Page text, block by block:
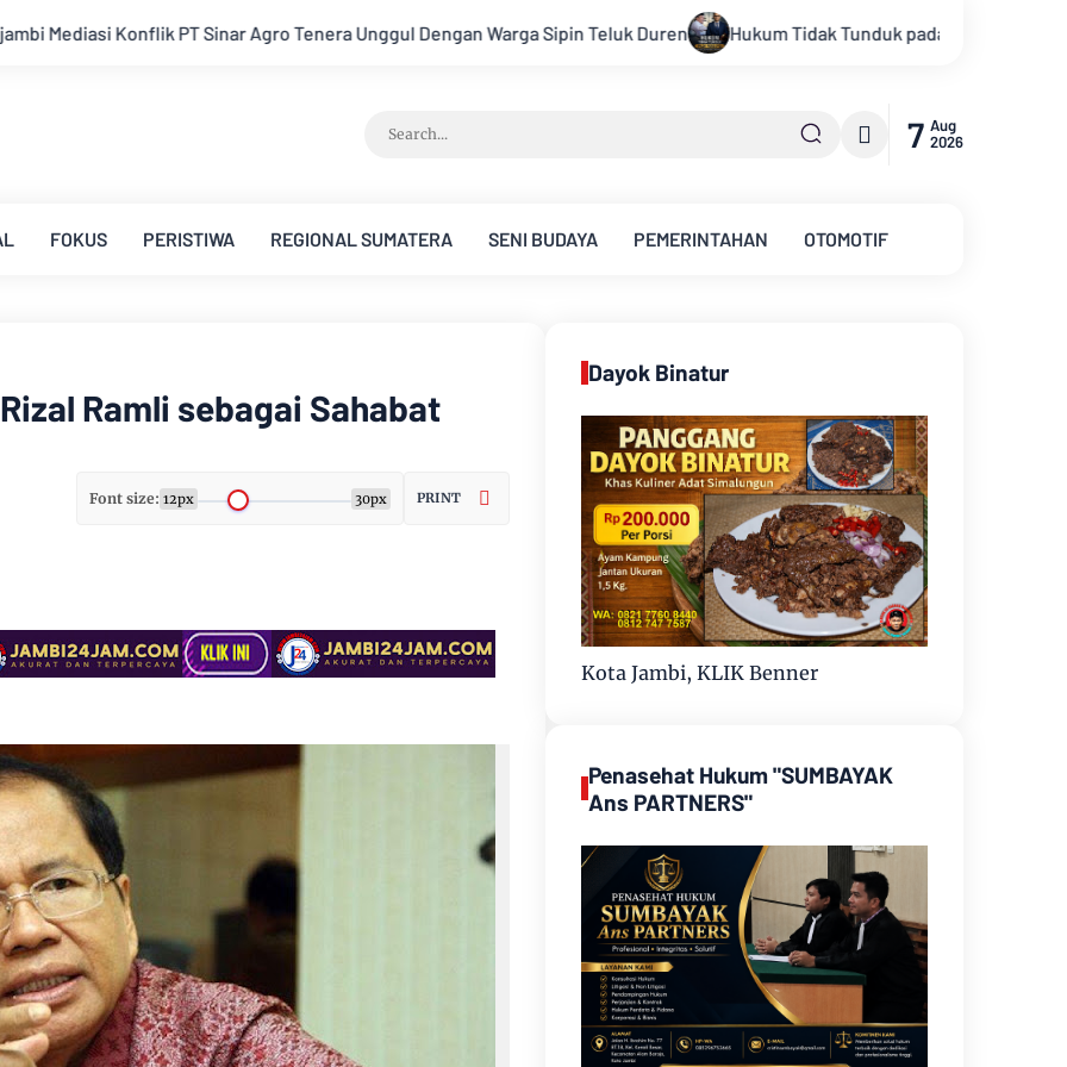
Unggul Dengan Warga Sipin Teluk Duren Hukum Tidak Tunduk pada Persepsi: Kritik Terhadap Monopoli Kebenaran oleh
7 Aug
2026
FOKUS PERISTIWA REGIONAL SUMATERA SENI BUDAYA PEMERINTAHAN OTOMOTIF
Ramli sebagai Sahabat
Font size: 12px 30px PRINT
Dayok Binatur
Kota Jambi, KLIK Benner
Penasehat Hukum "SUMBAYAK
Ans PARTNERS"